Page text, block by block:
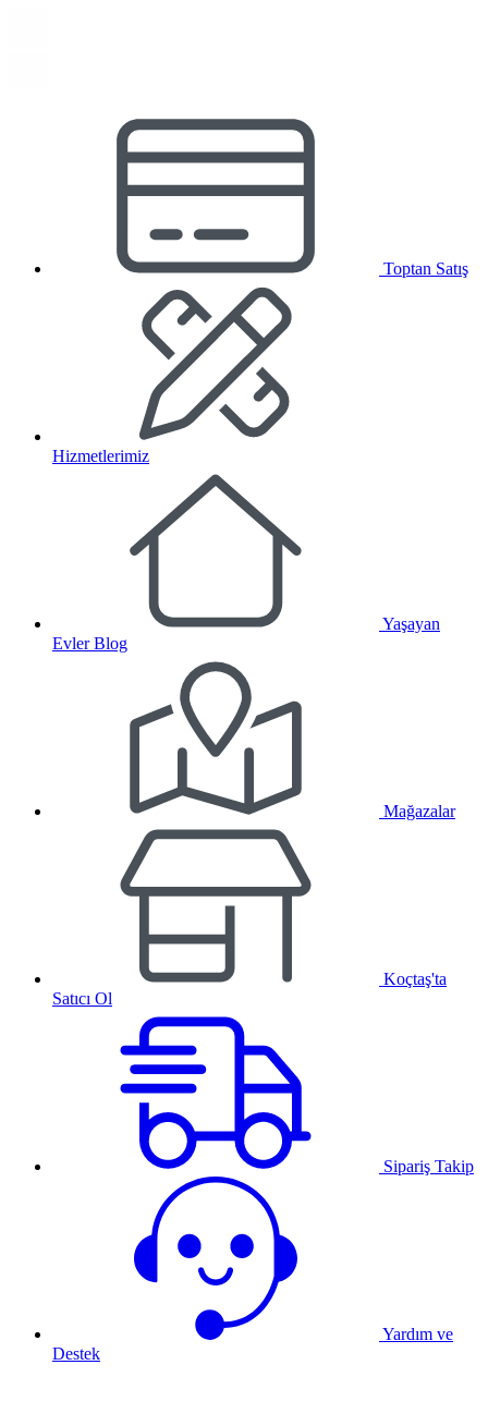
Toptan Satış
Hizmetlerimiz
Yaşayan
Evler Blog
Mağazalar
Koçtaş'ta
Satıcı Ol
Sipariş Takip
Yardım ve
Destek